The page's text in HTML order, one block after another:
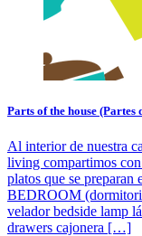
Parts of the house (Partes
Al interior de nuestra
living compartimos
platos que se preparan
BEDROOM
velador bedside lamp
drawers cajonera […]